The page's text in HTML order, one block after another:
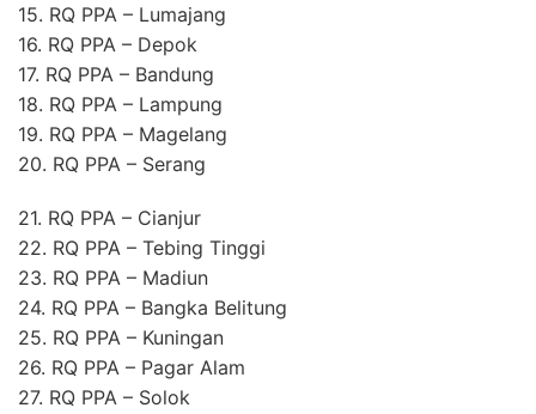
15. RQ PPA – Lumajang
16. RQ PPA – Depok
17. RQ PPA – Bandung
18. RQ PPA – Lampung
19. RQ PPA – Magelang
20. RQ PPA – Serang
21. RQ PPA – Cianjur
22. RQ PPA – Tebing Tinggi
23. RQ PPA – Madiun
24. RQ PPA – Bangka Belitung
25. RQ PPA – Kuningan
26. RQ PPA – Pagar Alam
27. RQ PPA – Solok